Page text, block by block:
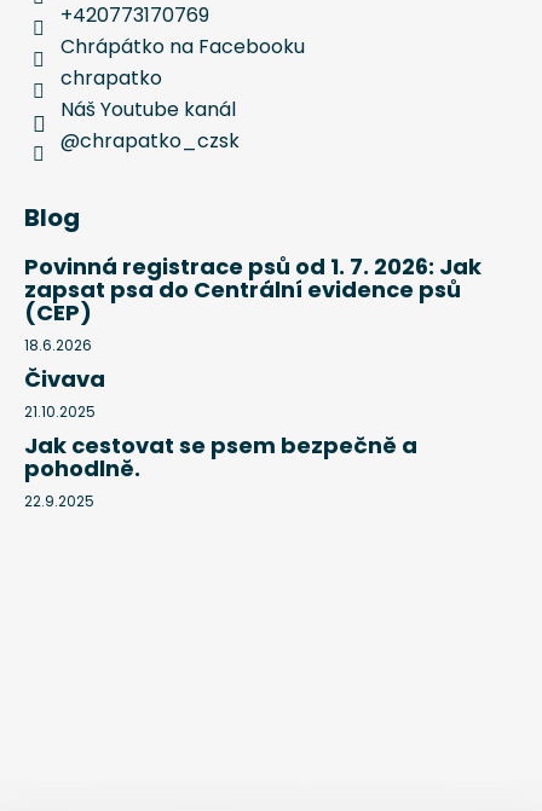
+420773170769
Chrápátko na Facebooku
chrapatko
Náš Youtube kanál
@chrapatko_czsk
Blog
Povinná registrace psů od 1. 7. 2026: Jak
zapsat psa do Centrální evidence psů
(CEP)
18.6.2026
Čivava
21.10.2025
Jak cestovat se psem bezpečně a
pohodlně.
22.9.2025